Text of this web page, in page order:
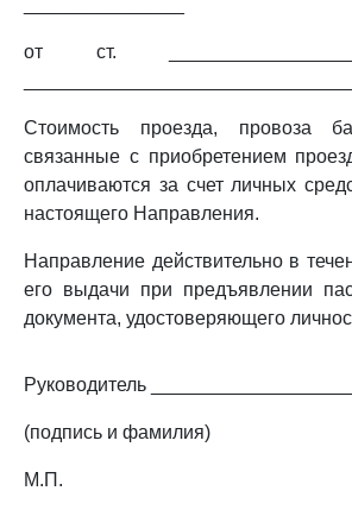
от ст.
Стоимость проезда, провоза
связанные с приобретением
оплачиваются за счет личных
настоящего Направления.
Направление действительно в
его выдачи при предъявлении
документа, удостоверяющего
Руководитель
(подпись и фамилия)
М.П.